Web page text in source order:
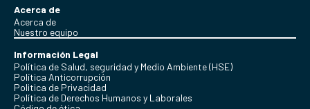
Acerca de
Acerca de
Nuestro equipo
Información Legal
Política de Salud, seguridad y Medio Ambiente (HSE)
Política Anticorrupción
Politica de Privacidad
Política de Derechos Humanos y Laborales